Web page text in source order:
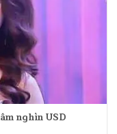
nghìn USD